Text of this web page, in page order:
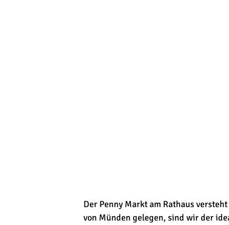
Der Penny Markt am Rathaus
von Münden gelegen, sind wir der